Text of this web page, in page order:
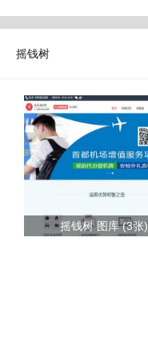
摇钱树
摇钱树 图库 (3张)